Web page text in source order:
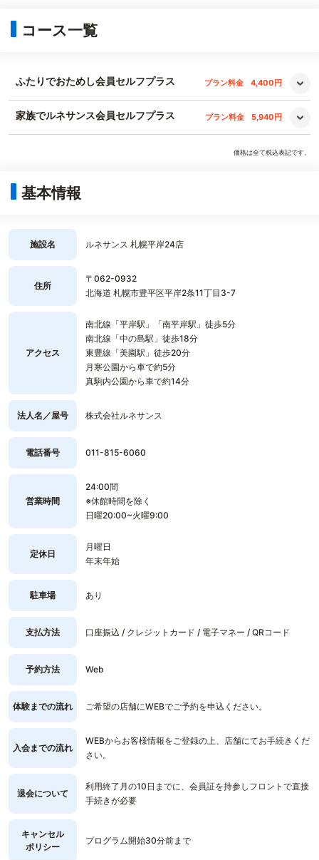
コース一覧
ふたりでおためし会員セルフプラス プラン料金 4,400円
家族でルネサンス会員セルフプラス プラン料金 5,940円
価格は全て税込表記です。
基本情報
施設名 ルネサンス 札幌平岸24店
住所
〒062-0932
北海道 札幌市豊平区平岸2条11丁目3-7
アクセス
南北線「平岸駅」「南平岸駅」徒歩5分
南北線「中の島駅」徒歩18分
東豊線「美園駅」徒歩20分
月寒公園から車で約5分
真駒内公園から車で約14分
法人名／屋号 株式会社ルネサンス
電話番号 011-815-6060
営業時間
24:00間
※休館時間を除く
日曜20:00~火曜9:00
定休日
月曜日
年末年始
駐車場 あり
支払方法 口座振込 / クレジットカード / 電子マネー / QRコード
予約方法 Web
体験までの流れ ご希望の店舗にWEBでご予約を申込ください。
入会までの流れ
WEBからお客様情報をご登録の上、店舗にてお手続きくだ
さい。
退会について
利用終了月の10日までに、会員証を持参しフロントで直接
手続きが必要
キャンセル
ポリシー
プログラム開始30分前まで